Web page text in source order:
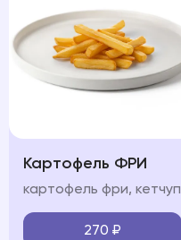
Картофель ФРИ
картофель фри, кетчуп
270 ₽